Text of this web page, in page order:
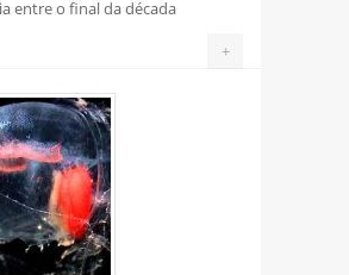
entre o final da década
+